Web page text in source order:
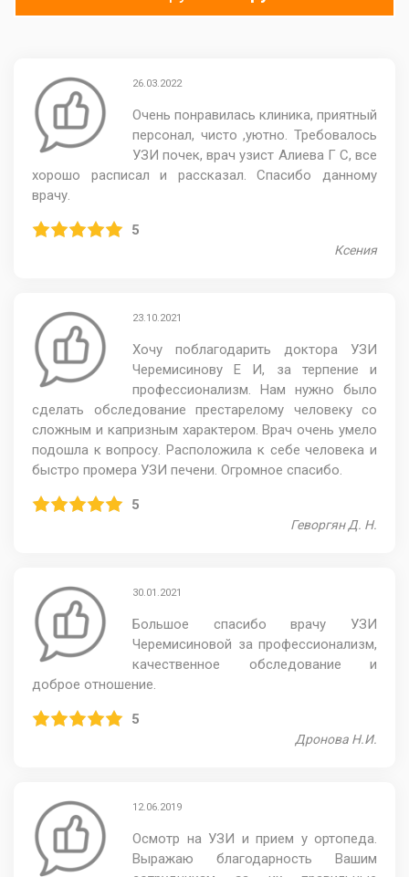
26.03.2022
Очень понравилась клиника, приятный
персонал, чисто ,уютно. Требовалось
УЗИ почек, врач узист Алиева Г С, все
хорошо расписал и рассказал. Спасибо данному
врачу.
5
Ксения
23.10.2021
Хочу поблагодарить доктора УЗИ
Черемисинову Е И, за терпение и
профессионализм. Нам нужно было
сделать обследование престарелому человеку со
сложным и капризным характером. Врач очень умело
подошла к вопросу. Расположила к себе человека и
быстро промера УЗИ печени. Огромное спасибо.
5
Геворгян Д. Н.
30.01.2021
Большое спасибо врачу УЗИ
Черемисиновой за профессионализм,
качественное обследование и
доброе отношение.
5
Дронова Н.И.
12.06.2019
Осмотр на УЗИ и прием у ортопеда.
Выражаю благодарность Вашим